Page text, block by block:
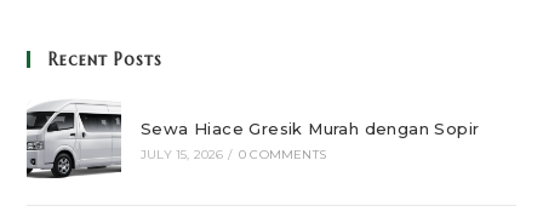
Recent Posts
Sewa Hiace Gresik Murah dengan Sopir
JULY 15, 2026 / 0 COMMENTS